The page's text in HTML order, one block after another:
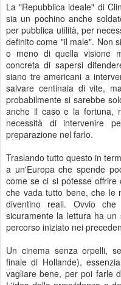
La "Repubblica ideale" di
sia un pochino anche
per pubblica utilità, per
definito come "il male". Non
o meno di quella visione
concreta di sapersi
siano tre americani a
salvare centinaia di vite,
probabilmente si sarebbe
anche il caso e la fortuna,
necessità di intervenire
preparazione nel farlo.
Traslando tutto questo in
a un'Europa che spende
come se ci si potesse offrire
che vada tutto bene, che le
diventino reali. Ovvio
sicuramente la lettura ha
percorso iniziato nei
Un cinema senza orpelli,
finale di Hollande),
vagliare bene, per poi farle